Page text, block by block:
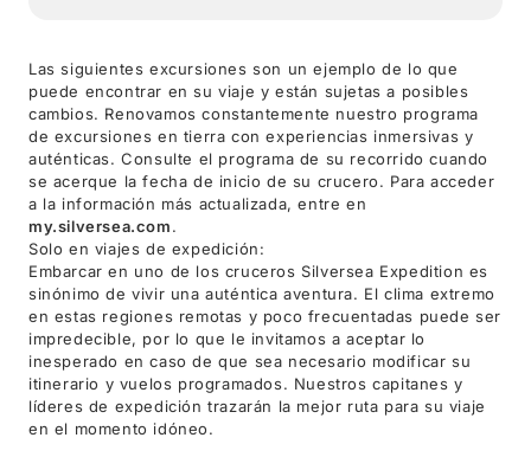
Las siguientes excursiones son un ejemplo de lo que
puede encontrar en su viaje y están sujetas a posibles
cambios. Renovamos constantemente nuestro programa
de excursiones en tierra con experiencias inmersivas y
auténticas. Consulte el programa de su recorrido cuando
se acerque la fecha de inicio de su crucero. Para acceder
a la información más actualizada, entre en
my.silversea.com.
Solo en viajes de expedición:
Embarcar en uno de los cruceros Silversea Expedition es
sinónimo de vivir una auténtica aventura. El clima extremo
en estas regiones remotas y poco frecuentadas puede ser
impredecible, por lo que le invitamos a aceptar lo
inesperado en caso de que sea necesario modificar su
itinerario y vuelos programados. Nuestros capitanes y
líderes de expedición trazarán la mejor ruta para su viaje
en el momento idóneo.